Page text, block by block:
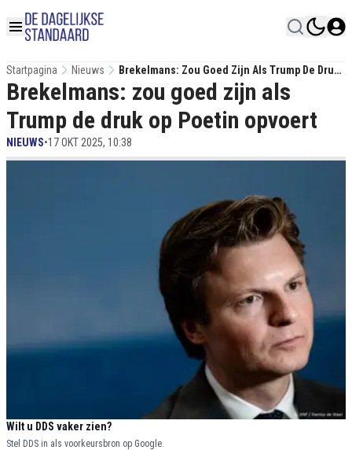
Startpagina Nieuws
Brekelmans: Zou Goed Zijn Als Trump De Druk
Op Poetin Opvoert
Brekelmans: zou goed zijn als
Trump de druk op Poetin opvoert
NIEUWS•17 OKT 2025, 10:38
Wilt u DDS vaker zien?
Stel DDS in als voorkeursbron op Google.